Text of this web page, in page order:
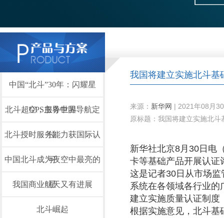
中国“北斗”30年：闪耀星
空，服务世界
北斗超GPS主导中国导航定
位
北斗授时服务能力获国际认
可
中国北斗成为夜空中最亮的
星
我国商业航天又有进展
北斗崛起
我国将建立实施北斗基
来源： 新华网 | 2021年08月
原标题：我国将建立实施北斗
新华社北京8月30日电
卡等基础产品开展认证
这是记者30日从市场
系统在各领域各行业
建立实施质量认证制度
根据实施意见，北斗基